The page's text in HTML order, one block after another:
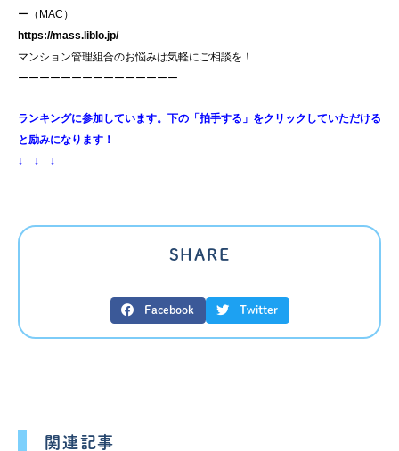
ー（MAC）
https://mass.liblo.jp/
マンション管理組合のお悩みは気軽にご相談を！
ーーーーーーーーーーーーーーー
ランキングに参加しています。下の「拍手する」をクリックしていただける
と励みになります！
↓ ↓ ↓
SHARE
Facebook Twitter
関連記事